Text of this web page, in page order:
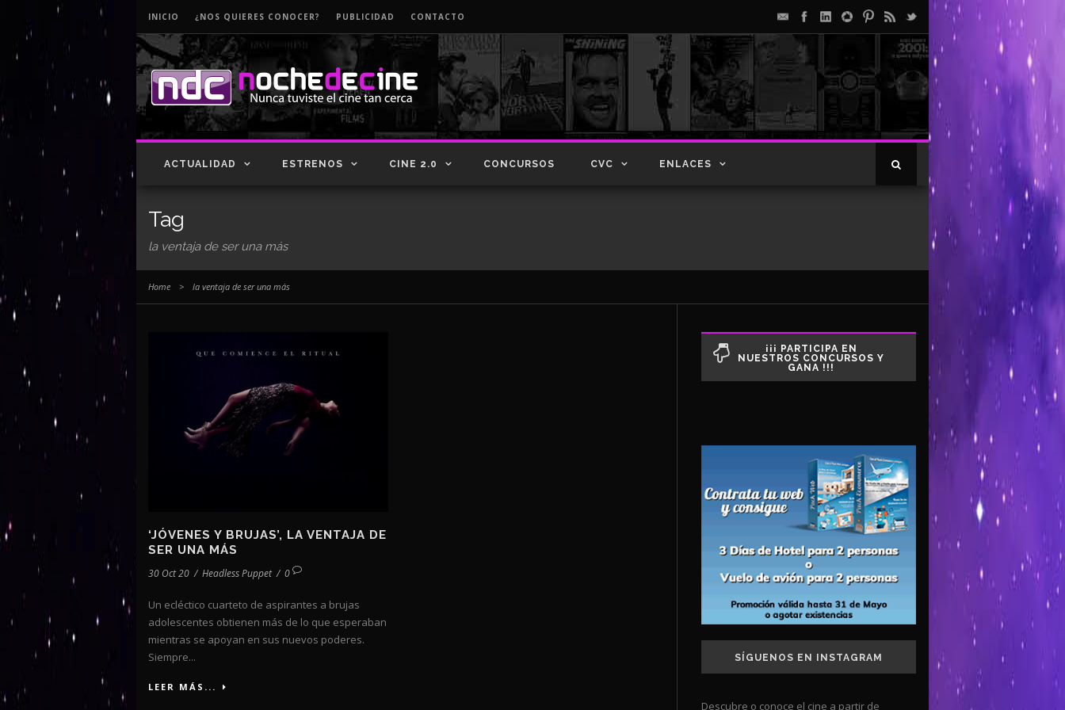
INICIO ¿NOS QUIERES CONOCER? PUBLICIDAD CONTACTO
ACTUALIDAD ESTRENOS CINE 2.0 CONCURSOS CVC ENLACES
Tag
la ventaja de ser una más
Home > la ventaja de ser una más
‘JÓVENES Y BRUJAS’, LA VENTAJA DE
SER UNA MÁS
30 Oct 20 / Headless Puppet / 0
Un ecléctico cuarteto de aspirantes a brujas
adolescentes obtienen más de lo que esperaban
mientras se apoyan en sus nuevos poderes.
Siempre...
LEER MÁS...
¡¡¡ PARTICIPA EN
NUESTROS CONCURSOS Y
GANA !!!
SÍGUENOS EN INSTAGRAM
Descubre o conoce el cine a partir de